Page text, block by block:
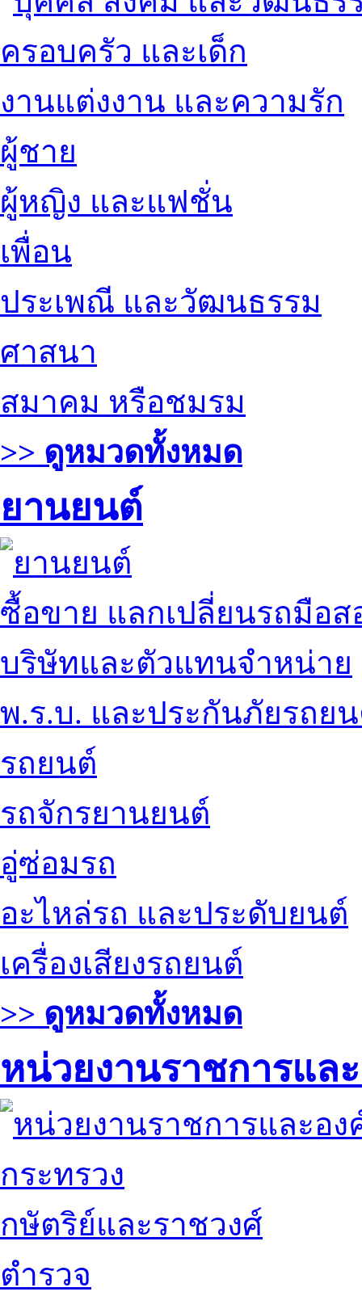
ครอบครัว และเด็ก
งานแต่งงาน และความรัก
ผู้ชาย
ผู้หญิง และแฟชั่น
เพื่อน
ประเพณี และวัฒนธรรม
ศาสนา
สมาคม หรือชมรม
>> ดูหมวดทั้งหมด
ยานยนต์
ซื้อขาย แลกเปลี่ยนรถมือส
บริษัทและตัวแทนจำหน่าย
พ.ร.บ. และประกันภัยรถย
รถยนต์
รถจักรยานยนต์
อู่ซ่อมรถ
อะไหล่รถ และประดับยนต์
เครื่องเสียงรถยนต์
>> ดูหมวดทั้งหมด
หน่วยงานราชการแล
กระทรวง
กษัตริย์และราชวงศ์
ตำรวจ